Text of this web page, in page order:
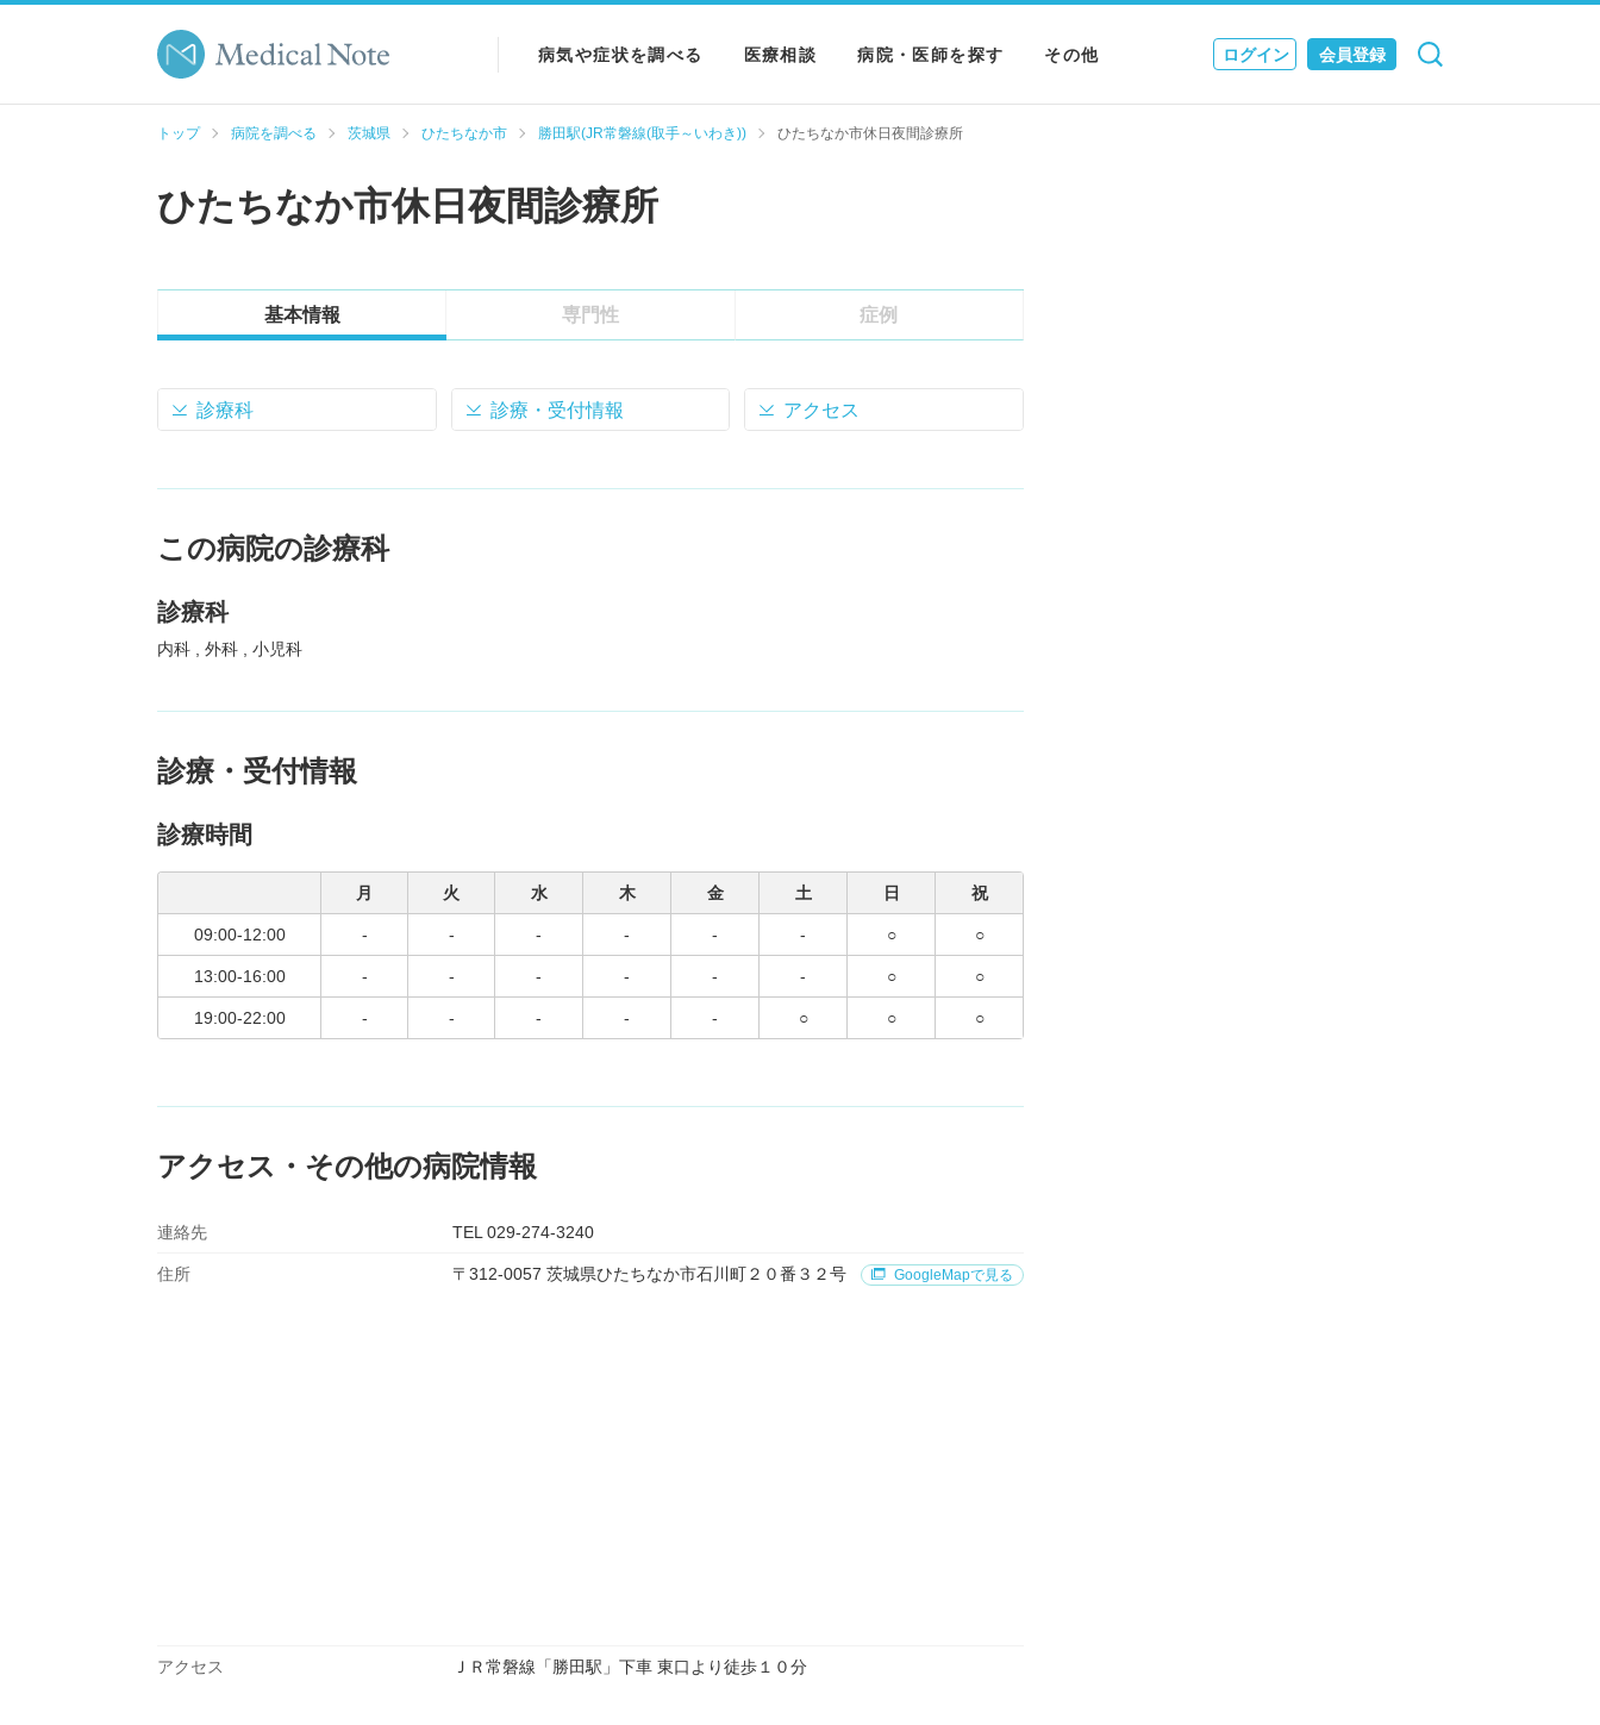
病気や症状を調べる 医療相談 病院・医師を探す その他 ログイン 会員登録
検索 キャンセル
トップ 病院を調べる 茨城県 ひたちなか市 勝田駅(JR常磐線(取手～いわき)) ひたちなか市休日夜間診療所
ひたちなか市休日夜間診療所
基本情報 専門性 症例
診療科 診療・受付情報 アクセス
この病院の診療科
診療科
内科 外科 小児科
診療・受付情報
診療時間
月 火 水 木 金 土 日 祝
09:00-12:00 - - - - - - ○ ○
13:00-16:00 - - - - - - ○ ○
19:00-22:00 - - - - - ○ ○ ○
アクセス・その他の病院情報
連絡先 TEL 029-274-3240
住所 〒312-0057 茨城県ひたちなか市石川町２０番３２号 GoogleMapで見る
アクセス ＪＲ常磐線「勝田駅」下車 東口より徒歩１０分